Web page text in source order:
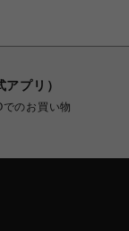
プリ）
のお買い物